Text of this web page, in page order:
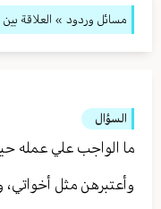
مسائل وردود » العلاقة
السؤال
ما الواجب علي عمله
وأعتبرهن مثل أخواتي،